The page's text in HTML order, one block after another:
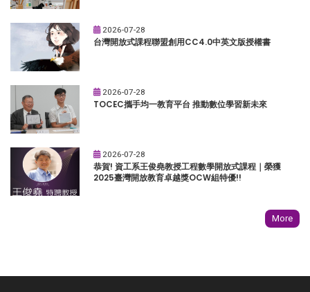
2026-07-28
台灣開放式課程聯盟創用CC4.0中英文版授權書
2026-07-28
TOCEC攜手均一教育平台 推動數位學習新未來
2026-07-28
恭賀! 資工系王俊堯教授工程數學開放式課程｜榮獲
2025臺灣開放教育卓越獎OCW組特優!!
More